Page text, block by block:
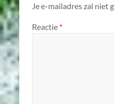
Je e-mailadres zal niet
Reactie *